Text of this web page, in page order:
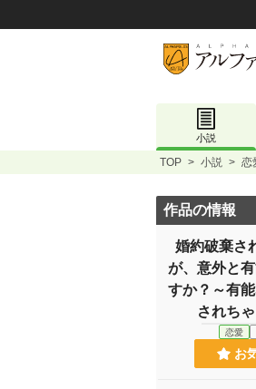
小説
TOP > 小説 > 恋
作品の情報
婚約破棄さ
が、意外と
すか？～有
されち
恋愛
お